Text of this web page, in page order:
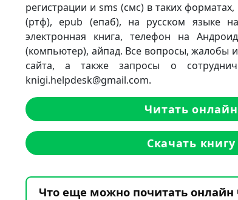
регистрации и sms (смс) в таких
(ртф), epub (епаб), на русском языке
электронная книга, телефон на
(компьютер), айпад. Все вопросы, жалобы
сайта, а также запросы о
knigi.helpdesk@gmail.com.
Читать онлайн
Скачать книгу
Что еще можно почитать онлайн